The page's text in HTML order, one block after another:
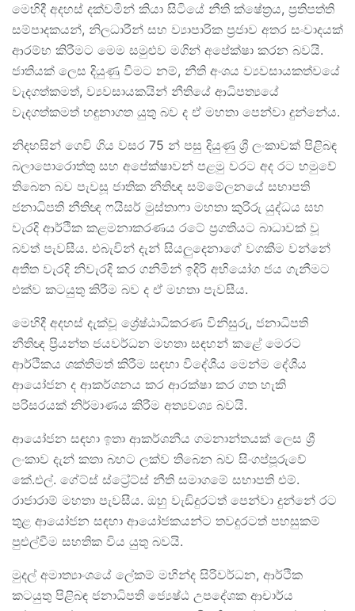
මෙහිදී අදහස් දක්වමින් කියා සිටියේ නීති ක්ෂේත්‍රය, ප්‍රතිපත්ති
සම්පාදකයන්, නිලධාරීන් සහ ව්‍යාපාරික ප්‍රජාව අතර සංවාදයක්
ආරම්භ කිරීමට මෙම සමුළුව මගින් අපේක්ෂා කරන බවයි.
ජාතියක් ලෙස දියුණු වීමට නම්, නීති අංශය ව්‍යවසායකත්වයේ
වැදගත්කමත්, ව්‍යවසායකයින් නීතියේ ආධිපත්‍යයේ
වැදගත්කමත් හඳුනාගත යුතු බව ද ඒ මහතා පෙන්වා දුන්නේය.
නිදහසින් ගෙවි ගිය වසර 75 න් පසු දියුණු ශ්‍රී ලංකාවක් පිළිබඳ
බලාපොරොත්තු සහ අපේක්ෂාවන් පළමු වරට අද රට හමුවේ
තිබෙන බව පැවසූ ජාතික නීතිඥ සම්මේලනයේ සභාපති
ජනාධිපති නීතිඥ ෆයිසර් මුස්තාෆා මහතා කුරිරු යුද්ධය සහ
වැරදි ආර්ථික කළමනාකරණය රටේ ප්‍රගතියට බාධාවක් වූ
බවත් පැවසීය. එබැවින් දැන් සියලුදෙනාගේ වගකීම වන්නේ
අතීත වැරදි නිවැරදි කර ගනිමින් ඉදිරි අභියෝග ජය ගැනීමට
එක්ව කටයුතු කිරීම බව ද ඒ මහතා පැවසීය.
මෙහිදී අදහස් දැක්වූ ශ්‍රේෂ්ඨාධිකරණ විනිසුරු, ජනාධිපති
නීතිඥ ප්‍රියන්ත ජයවර්ධන මහතා සඳහන් කළේ මෙරට
ආර්ථිකය ශක්තිමත් කිරීම සඳහා විදේශීය මෙන්ම දේශීය
ආයෝජන ද ආකර්ශනය කර ආරක්ෂා කර ගත හැකි
පරිසරයක් නිර්මාණය කිරීම අත්‍යවශ්‍ය බවයි.
ආයෝජන සඳහා ඉතා ආකර්ශනීය ගමනාන්තයක් ලෙස ශ්‍රී
ලංකාව දැන් කතා බහට ලක්ව තිබෙන බව සිංගප්පූරුවේ
කේ.එල්. ගේට්ස් ස්ට්‍රේට්ස් නීති සමාගමේ සභාපති එම්.
රාජාරාම් මහතා පැවසීය. ඔහු වැඩිදුරටත් පෙන්වා දුන්නේ රට
තුළ ආයෝජන සඳහා ආයෝජකයන්ට තවදුරටත් පහසුකම්
පුළුල්වීම සහතික විය යුතු බවයි.
මුදල් අමාත්‍යාංශයේ ලේකම් මහින්ද සිරිවර්ධන, ආර්ථික
කටයුතු පිළිබඳ ජනාධිපති ජ්‍යෙෂ්ඨ උපදේශක ආචාර්ය